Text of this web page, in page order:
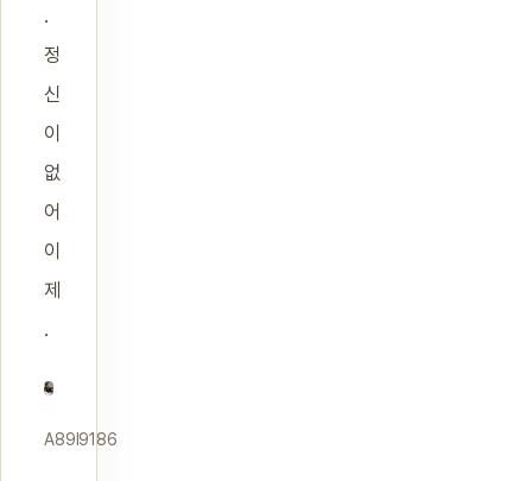
.
정
신
이
없
어
이
제
.
A89I9186